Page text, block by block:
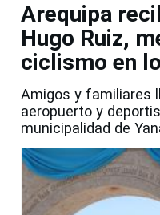
Arequipa
Hugo Ruiz,
ciclismo en
Amigos y familiares
aeropuerto y
municipalidad de